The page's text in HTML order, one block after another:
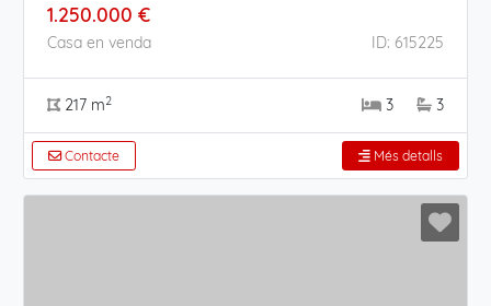
1.250.000 €
Casa en venda ID: 615225
217 m2 3 3
Contacte Més detalls